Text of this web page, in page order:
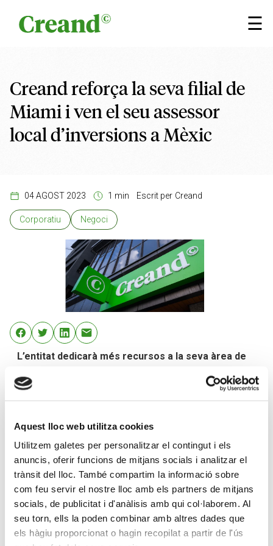
Aquest lloc web utilitza cookies
Utilitzem galetes per personalitzar el contingut i els
anuncis, oferir funcions de mitjans socials i analitzar el
trànsit del lloc. També compartim la informació sobre
com feu servir el nostre lloc amb els partners de mitjans
socials, de publicitat i d'anàlisis amb qui col·laborem. Al
seu torn, ells la poden combinar amb altres dades que
els hàgiu proporcionat o hagin recopilat a partir de l'ús
☰
×
Creand reforça la seva filial de
Miami i ven el seu assessor
local d’inversions a Mèxic
04 AGOST 2023 1 min Escrit per Creand
Corporatiu Negoci
L’entitat dedicarà més recursos a la seva àrea de
estratègic
Wealth Management, que es consolida com una plaça
estratègica des d’on el grup financer desenvoluparà
l’activitat en el mercat americà, després de vendre les
accions de l’assessor d’inversions domèstic que tenia a
Mèxic.
Creand continuarà dedicant més recursos a la seva filial
de Miami, incorporant nous assessors financers i
analistes per a la seva àrea d’inversions, després de